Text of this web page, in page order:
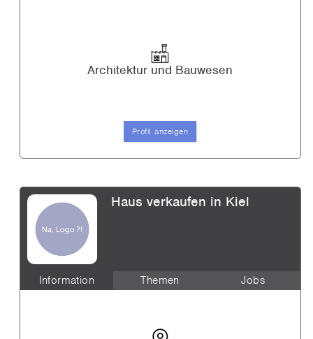
Architektur und Bauwesen
Profil anzeigen
Haus verkaufen in Kiel
Information Themen Jobs